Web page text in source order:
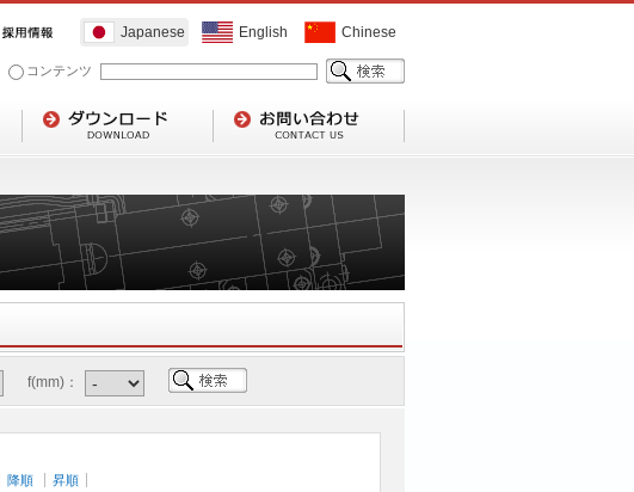
Japanese English Chinese
コンテンツ
f(mm)：
降順 昇順